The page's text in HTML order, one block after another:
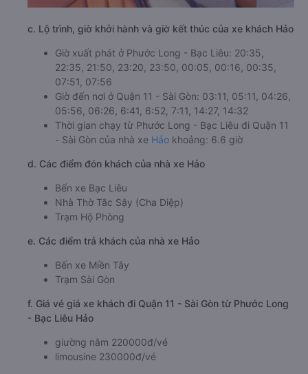
c. Lộ trình, giờ khởi hành và giờ kết thúc của xe khách Hảo
Giờ xuất phát ở Phước Long - Bạc Liêu: 20:35,
22:35, 21:50, 23:20, 23:50, 00:05, 00:16, 00:35,
07:51, 07:56
Giờ đến nơi ở Quận 11 - Sài Gòn: 03:11, 05:11, 04:26,
05:56, 06:26, 6:41, 6:52, 7:11, 14:27, 14:32
Thời gian chạy từ Phước Long - Bạc Liêu đi Quận 11
- Sài Gòn của nhà xe Hảo khoảng: 6.6 giờ
d. Các điểm đón khách của nhà xe Hảo
Bến xe Bạc Liêu
Nhà Thờ Tắc Sậy (Cha Diệp)
Trạm Hộ Phòng
e. Các điểm trả khách của nhà xe Hảo
Bến xe Miền Tây
Trạm Sài Gòn
f. Giá vé giá xe khách đi Quận 11 - Sài Gòn từ Phước Long
- Bạc Liêu Hảo
giường nằm 220000đ/vé
limousine 230000đ/vé